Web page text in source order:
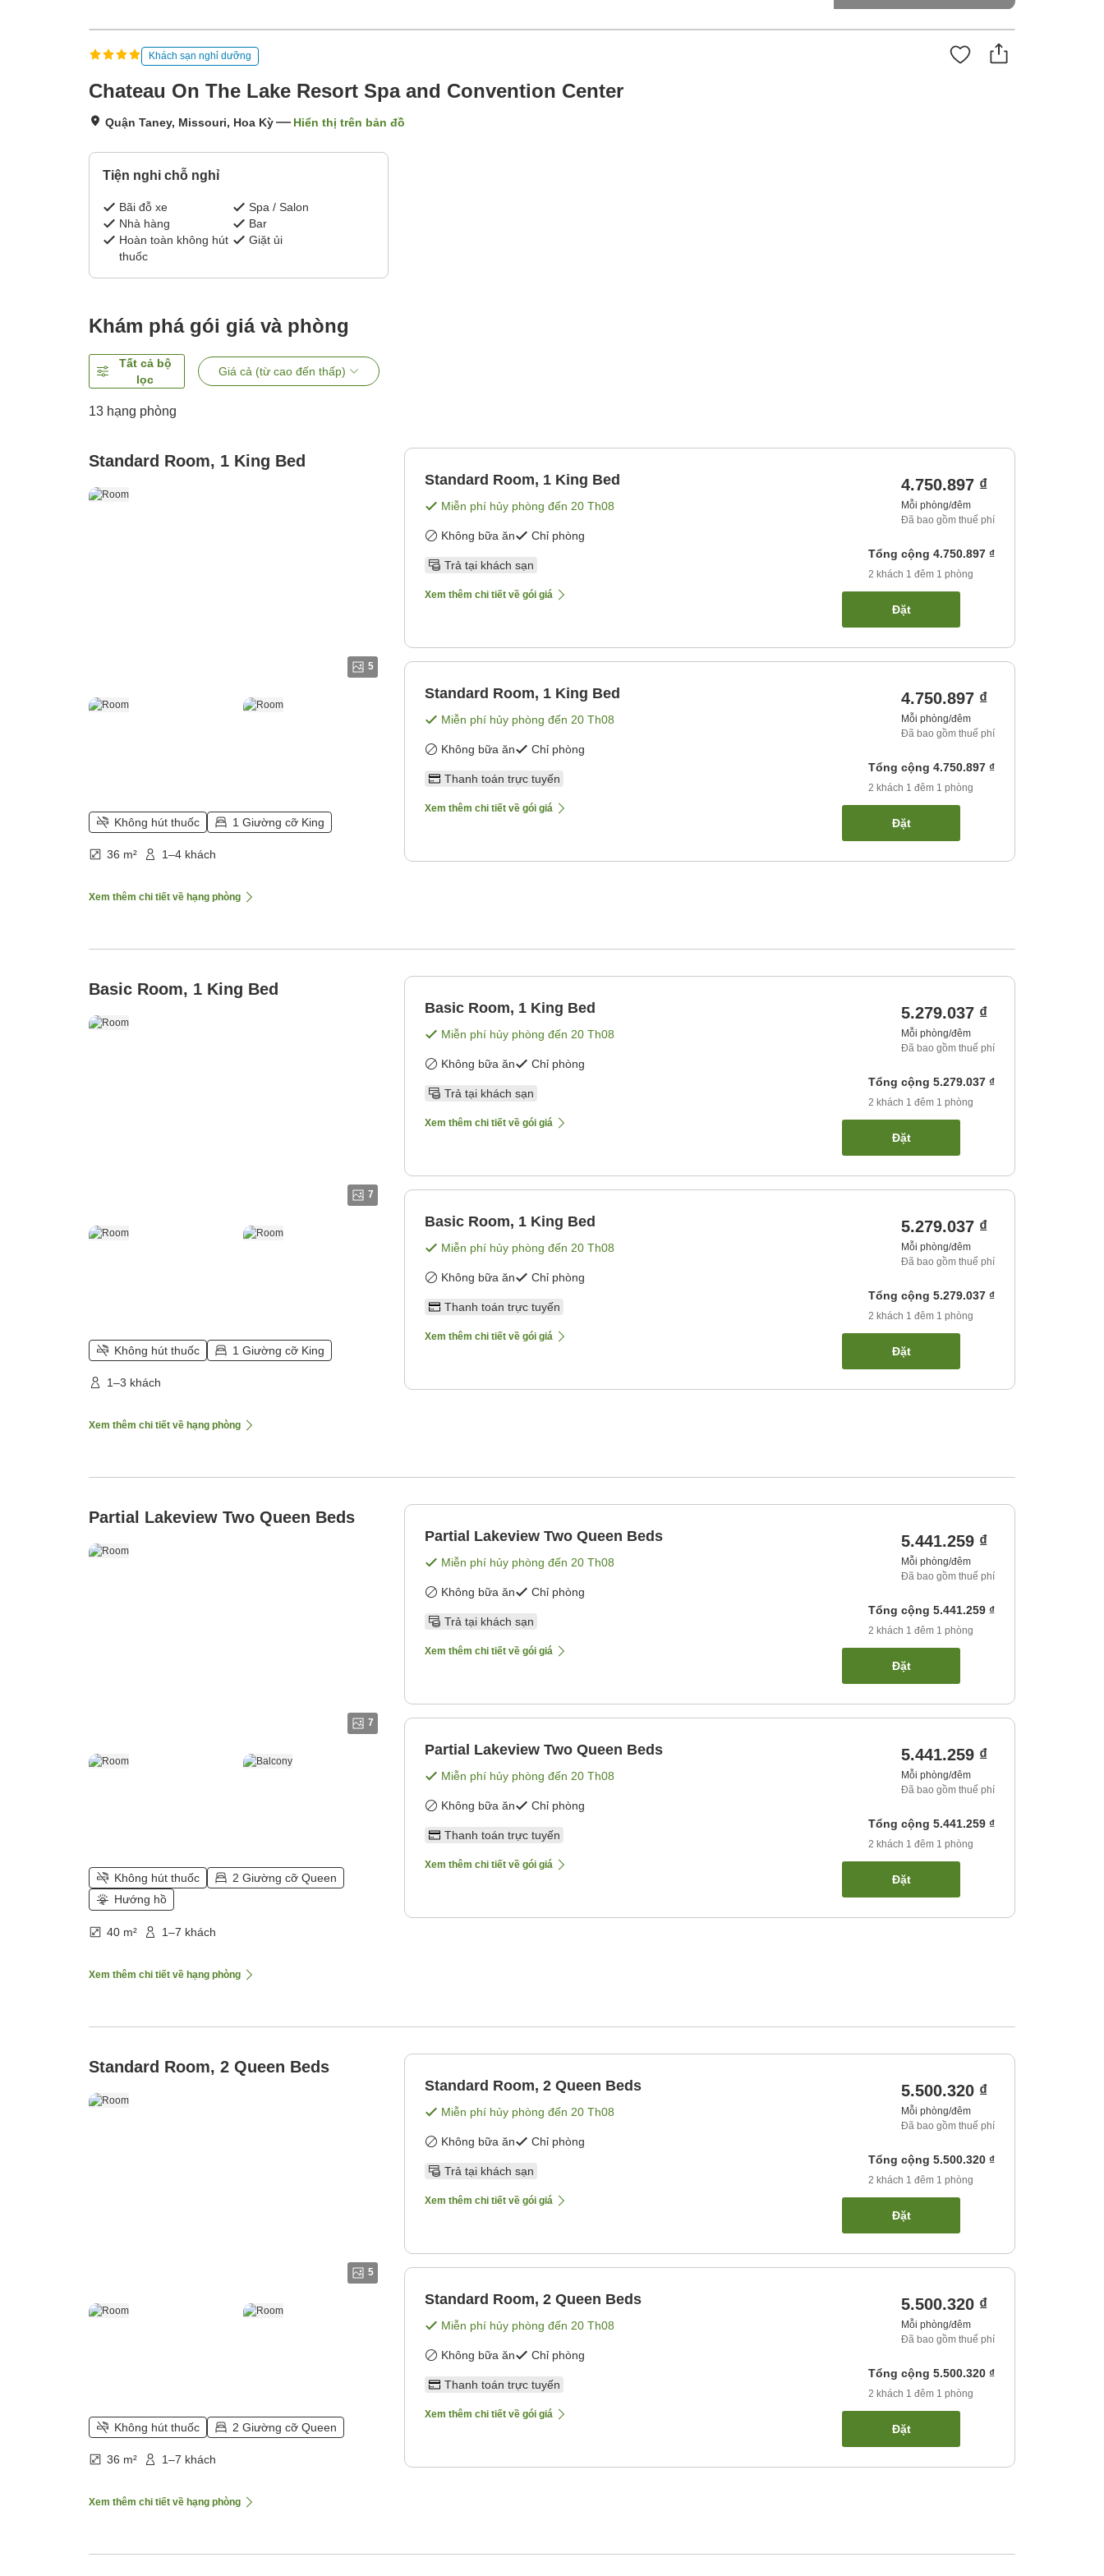
Khách sạn nghỉ dưỡng
Chateau On The Lake Resort Spa and Convention Center
Quận Taney, Missouri, Hoa Kỳ Hiển thị trên bản đồ
Tiện nghi chỗ nghỉ
Bãi đỗ xe
Spa / Salon
Nhà hàng
Bar
Hoàn toàn không hút
thuốc
Giặt ủi
Khám phá gói giá và phòng
Tất cả bộ
lọc
Giá cả (từ cao đến thấp)
13 hạng phòng
Standard Room, 1 King Bed
5
Không hút thuốc 1 Giường cỡ King
36 m² 1–4 khách
Xem thêm chi tiết về hạng phòng
Standard Room, 1 King Bed
Miễn phí hủy phòng đến 20 Th08
Không bữa ăn Chỉ phòng
Trả tại khách sạn
Xem thêm chi tiết về gói giá
4.750.897 ₫
Mỗi phòng/đêm
Đã bao gồm thuế phí
Tổng cộng 4.750.897 ₫
2 khách 1 đêm 1 phòng
Đặt
Standard Room, 1 King Bed
Miễn phí hủy phòng đến 20 Th08
Không bữa ăn Chỉ phòng
Thanh toán trực tuyến
Xem thêm chi tiết về gói giá
4.750.897 ₫
Mỗi phòng/đêm
Đã bao gồm thuế phí
Tổng cộng 4.750.897 ₫
2 khách 1 đêm 1 phòng
Đặt
Basic Room, 1 King Bed
7
Không hút thuốc 1 Giường cỡ King
1–3 khách
Xem thêm chi tiết về hạng phòng
Basic Room, 1 King Bed
Miễn phí hủy phòng đến 20 Th08
Không bữa ăn Chỉ phòng
Trả tại khách sạn
Xem thêm chi tiết về gói giá
5.279.037 ₫
Mỗi phòng/đêm
Đã bao gồm thuế phí
Tổng cộng 5.279.037 ₫
2 khách 1 đêm 1 phòng
Đặt
Basic Room, 1 King Bed
Miễn phí hủy phòng đến 20 Th08
Không bữa ăn Chỉ phòng
Thanh toán trực tuyến
Xem thêm chi tiết về gói giá
5.279.037 ₫
Mỗi phòng/đêm
Đã bao gồm thuế phí
Tổng cộng 5.279.037 ₫
2 khách 1 đêm 1 phòng
Đặt
Partial Lakeview Two Queen Beds
7
Không hút thuốc
2 Giường cỡ Queen
Hướng hồ
40 m² 1–7 khách
Xem thêm chi tiết về hạng phòng
Partial Lakeview Two Queen Beds
Miễn phí hủy phòng đến 20 Th08
Không bữa ăn Chỉ phòng
Trả tại khách sạn
Xem thêm chi tiết về gói giá
5.441.259 ₫
Mỗi phòng/đêm
Đã bao gồm thuế phí
Tổng cộng 5.441.259 ₫
2 khách 1 đêm 1 phòng
Đặt
Partial Lakeview Two Queen Beds
Miễn phí hủy phòng đến 20 Th08
Không bữa ăn Chỉ phòng
Thanh toán trực tuyến
Xem thêm chi tiết về gói giá
5.441.259 ₫
Mỗi phòng/đêm
Đã bao gồm thuế phí
Tổng cộng 5.441.259 ₫
2 khách 1 đêm 1 phòng
Đặt
Standard Room, 2 Queen Beds
5
Không hút thuốc 2 Giường cỡ Queen
36 m² 1–7 khách
Xem thêm chi tiết về hạng phòng
Standard Room, 2 Queen Beds
Miễn phí hủy phòng đến 20 Th08
Không bữa ăn Chỉ phòng
Trả tại khách sạn
Xem thêm chi tiết về gói giá
5.500.320 ₫
Mỗi phòng/đêm
Đã bao gồm thuế phí
Tổng cộng 5.500.320 ₫
2 khách 1 đêm 1 phòng
Đặt
Standard Room, 2 Queen Beds
Miễn phí hủy phòng đến 20 Th08
Không bữa ăn Chỉ phòng
Thanh toán trực tuyến
Xem thêm chi tiết về gói giá
5.500.320 ₫
Mỗi phòng/đêm
Đã bao gồm thuế phí
Tổng cộng 5.500.320 ₫
2 khách 1 đêm 1 phòng
Đặt